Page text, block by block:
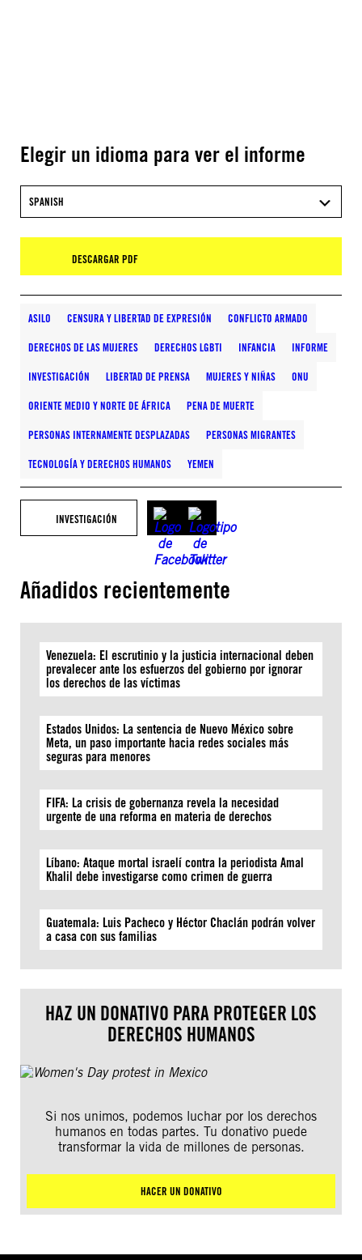
Elegir un idioma para ver el informe
SPANISH
DESCARGAR PDF
ASILO CENSURA Y LIBERTAD DE EXPRESIÓN CONFLICTO ARMADO
DERECHOS DE LAS MUJERES DERECHOS LGBTI INFANCIA INFORME
INVESTIGACIÓN LIBERTAD DE PRENSA MUJERES Y NIÑAS ONU
ORIENTE MEDIO Y NORTE DE ÁFRICA PENA DE MUERTE
PERSONAS INTERNAMENTE DESPLAZADAS PERSONAS MIGRANTES
TECNOLOGÍA Y DERECHOS HUMANOS YEMEN
INVESTIGACIÓN
Añadidos recientemente
Venezuela: El escrutinio y la justicia internacional deben
prevalecer ante los esfuerzos del gobierno por ignorar
los derechos de las víctimas
Estados Unidos: La sentencia de Nuevo México sobre
Meta, un paso importante hacia redes sociales más
seguras para menores
FIFA: La crisis de gobernanza revela la necesidad
urgente de una reforma en materia de derechos
Líbano: Ataque mortal israelí contra la periodista Amal
Khalil debe investigarse como crimen de guerra
Guatemala: Luis Pacheco y Héctor Chaclán podrán volver
a casa con sus familias
HAZ UN DONATIVO PARA PROTEGER LOS
DERECHOS HUMANOS
Si nos unimos, podemos luchar por los derechos
humanos en todas partes. Tu donativo puede
transformar la vida de millones de personas.
HACER UN DONATIVO